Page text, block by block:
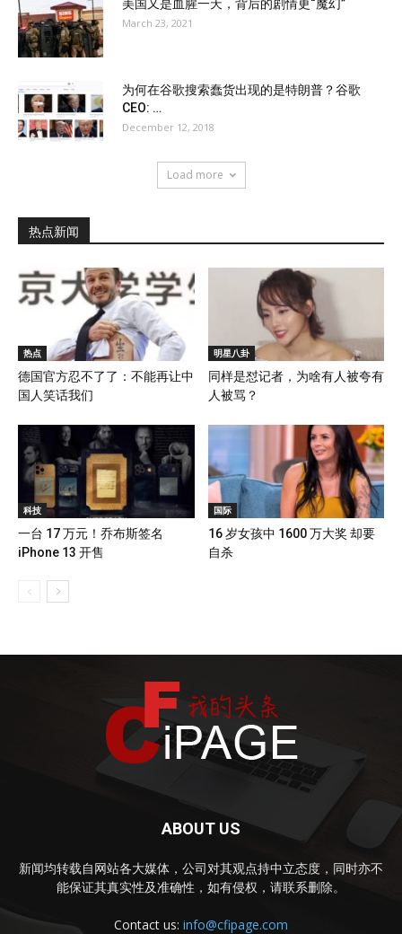
美国又是血腥一天，背后的剧情更“魔幻”
March 23, 2021
为何在谷歌搜索蠢货出现的是特朗普？谷歌
CEO: …
December 12, 2018
Load more
热点新闻
热点
德国官方忍不了了：不能再让中
国人笑话我们
明星八卦
同样是怼记者，为啥有人被夸有
人被骂？
科技
一台 17 万元！乔布斯签名
iPhone 13 开售
国际
16 岁女孩中 1600 万大奖 却要
自杀
ABOUT US
新闻均转载自网站各大媒体，公司对其观点持中立态度，同时亦不
能保证其真实性及准确性，如有侵权，请联系删除。
Contact us: info@cfipage.com